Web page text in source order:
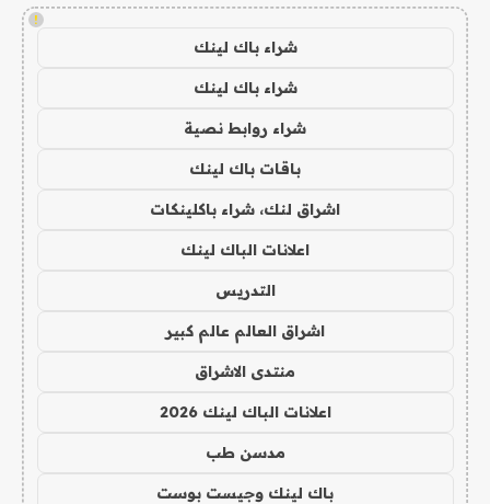
!
شراء باك لينك
شراء باك لينك
شراء روابط نصية
باقات باك لينك
اشراق لنك، شراء باكلينكات
اعلانات الباك لينك
التدريس
اشراق العالم عالم كبير
منتدى الاشراق
اعلانات الباك لينك 2026
مدسن طب
باك لينك وجيست بوست